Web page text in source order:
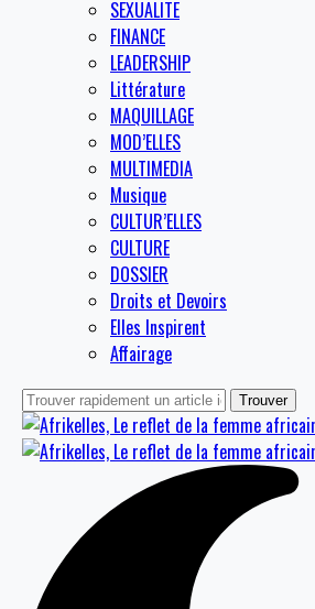
SEXUALITE
FINANCE
LEADERSHIP
Littérature
MAQUILLAGE
MOD’ELLES
MULTIMEDIA
Musique
CULTUR’ELLES
CULTURE
DOSSIER
Droits et Devoirs
Elles Inspirent
Affairage